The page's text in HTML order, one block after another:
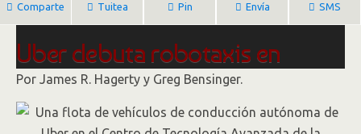
Comparte Tuitea Pin Envía SMS
Uber debuta robotaxis en
experimento de vehículos
autónomos
Por James R. Hagerty y Greg Bensinger.